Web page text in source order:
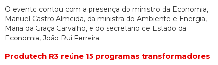
O evento contou com a presença do ministro da Economia,
Manuel Castro Almeida, da ministra do Ambiente e Energia,
Maria da Graça Carvalho, e do secretário de Estado da
Economia, João Rui Ferreira.
Produtech R3 reúne 15 programas transformadores